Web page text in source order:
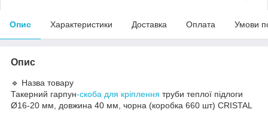
Опис Характеристики Доставка Оплата Умови
Опис
🔹 Назва товару
Такерний гарпун-скоба для кріплення труби теплої підлоги
Ø16-20 мм, довжина 40 мм, чорна (коробка 660 шт) CRISTAL